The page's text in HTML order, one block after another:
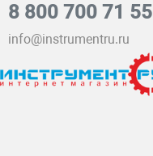
8 800 700 71 55
info@instrumentru.ru